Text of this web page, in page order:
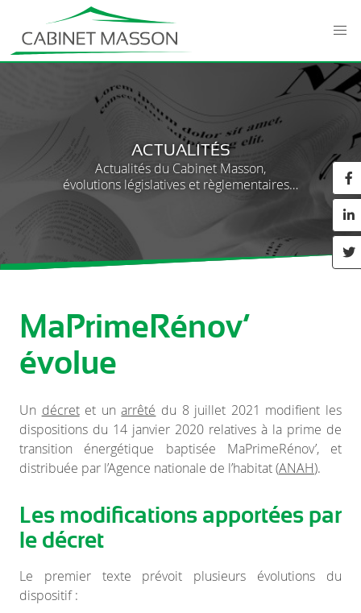
ACTUALITÉS
Actualités du Cabinet Masson,
évolutions législatives et règlementaires…
MaPrimeRénov’
évolue
Un décretet unarrêté du 8 juillet 2021 modifient les
dispositions du 14 janvier 2020 relatives à la prime de
transition énergétique baptisée MaPrimeRénov’, et
distribuée par l’Agence nationale de l’habitat (ANAH).
Les modifications apportées par
le décret
Le premier texte prévoit plusieurs évolutions du
dispositif :